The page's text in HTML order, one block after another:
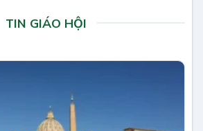
TIN GIÁO HỘI